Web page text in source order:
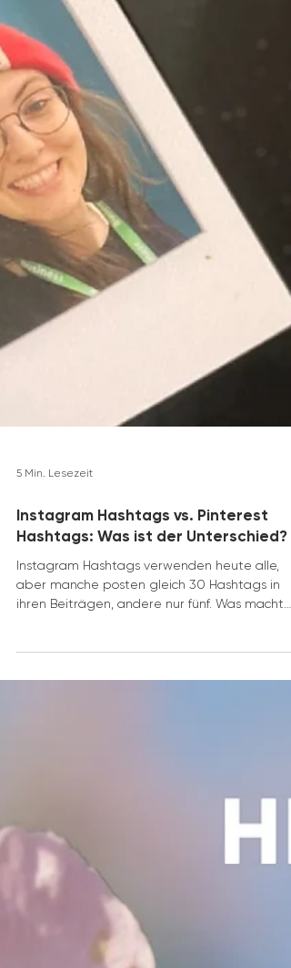
5 Min. Lesezeit
Hashtags: Was ist der Unterschied?
Instagram Hashtags verwenden heute alle,